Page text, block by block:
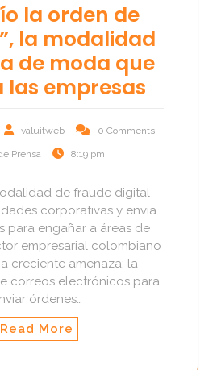
la orden de
la modalidad
de moda que
las empresas
valuitweb 0 Comments
Prensa 8:19 pm
de fraude digital
corporativas y envía
para engañar a áreas de
empresarial colombiano
creciente amenaza: la
correos electrónicos para
órdenes…
Read More